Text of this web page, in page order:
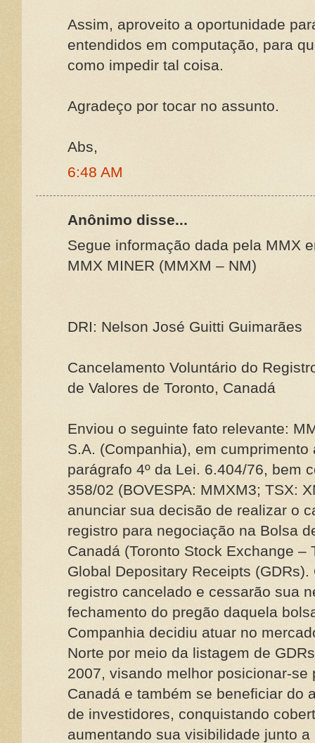
Assim, aproveito a oportunidade
entendidos em computação, para
como impedir tal coisa.
Agradeço por tocar no assunto.
Abs,
6:48 AM
Anônimo disse...
Segue informação dada pela MMX
MMX MINER (MMXM – NM)
DRI: Nelson José Guitti Guimarães
Cancelamento Voluntário do
de Valores de Toronto, Canadá
Enviou o seguinte fato relevante:
S.A. (Companhia), em
parágrafo 4º da Lei. 6.404/76, bem
358/02 (BOVESPA: MMXM3; TSX:
anunciar sua decisão de realizar o
registro para negociação na Bolsa
Canadá (Toronto Stock Exchange –
Global Depositary Receipts
registro cancelado e cessarão sua
fechamento do pregão daquela
Companhia decidiu atuar no
Norte por meio da listagem de
2007, visando melhor posicionar-se
Canadá e também se beneficiar do
de investidores, conquistando
aumentando sua visibilidade junto